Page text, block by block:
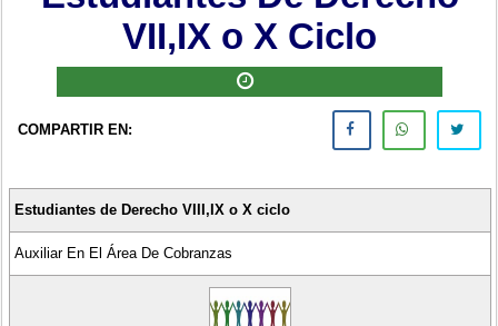
VII,IX o X Ciclo
COMPARTIR EN:
Estudiantes de Derecho VIII,IX o X ciclo
Auxiliar En El Área De Cobranzas